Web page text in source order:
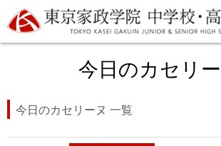
今日のカセリ
今日のカセリーヌ 一覧